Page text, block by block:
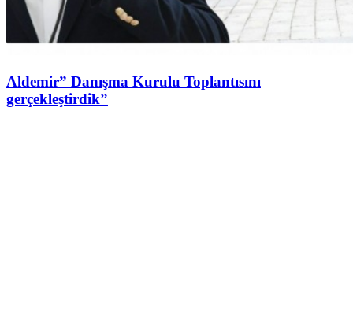
Aldemir” Danışma Kurulu Toplantısını
gerçekleştirdik”